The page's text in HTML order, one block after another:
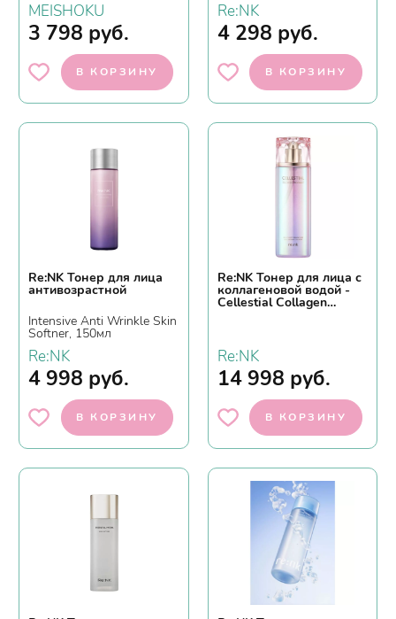
MEISHOKU
3 798 руб.
В КОРЗИНУ
Re:NK
4 298 руб.
В КОРЗИНУ
Re:NK Тонер для лица
антивозрастной
Intensive Anti Wrinkle Skin
Softner, 150мл
Re:NK
4 998 руб.
В КОРЗИНУ
Re:NK Тонер для лица с
коллагеновой водой -
Cellestial Collagen
Treatment, 130мл
Re:NK
14 998 руб.
В КОРЗИНУ